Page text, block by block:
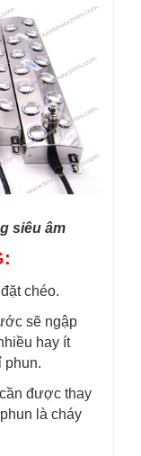
siêu âm
chéo.
sẽ ngập
hay ít
phun.
được thay
là cháy